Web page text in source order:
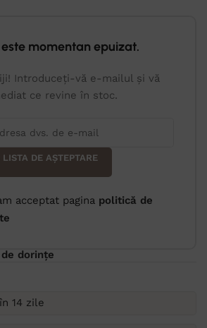
momentan epuizat.
Introduceți-vă e-mailul și vă
ce revine în stoc.
DE AȘTEPTARE
acceptat pagina politică de
dorințe
14 zile